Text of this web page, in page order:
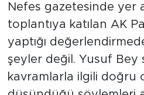
Nefes gazetesinde yer
toplantıya katılan AK
yaptığı
şeyler değil. Yusuf Bey
kavramlarla ilgili doğru